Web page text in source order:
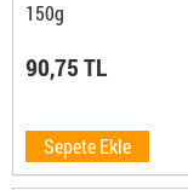
150g
90,75 TL
Sepete Ekle